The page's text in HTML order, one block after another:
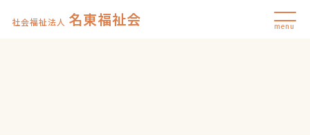
社会福祉法人 名東福祉会 menu